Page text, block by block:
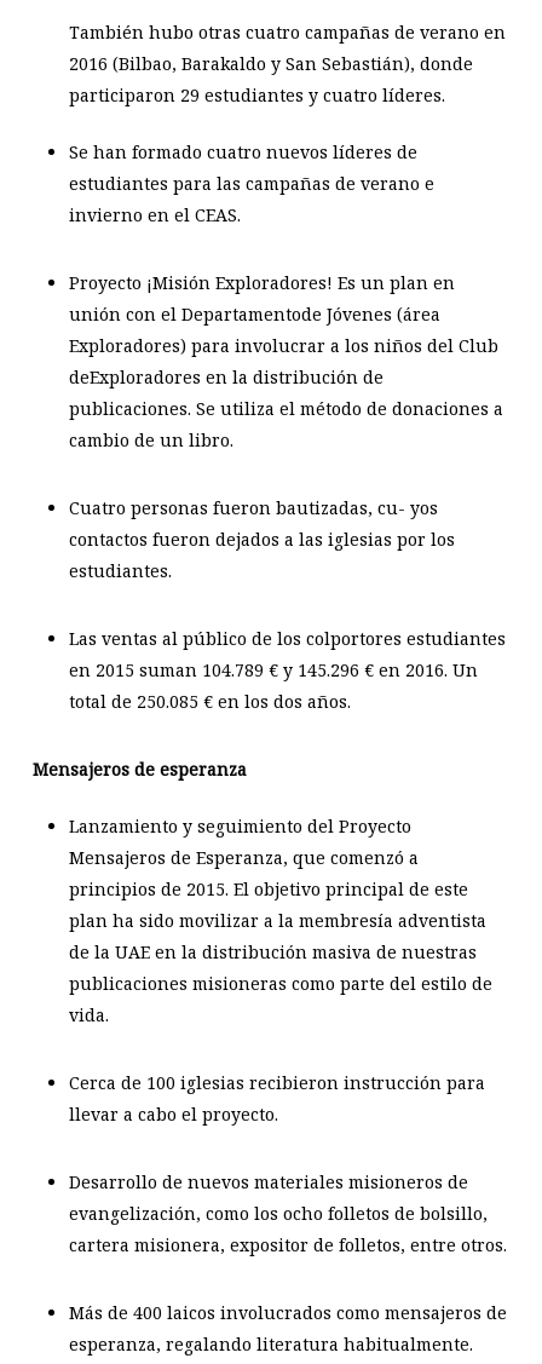
También hubo otras cuatro campañas de verano en
2016 (Bilbao, Barakaldo y San Sebastián), donde
participaron 29 estudiantes y cuatro líderes.
Se han formado cuatro nuevos líderes de
estudiantes para las campañas de verano e
invierno en el CEAS.
Proyecto ¡Misión Exploradores! Es un plan en
unión con el Departamentode Jóvenes (área
Exploradores) para involucrar a los niños del Club
deExploradores en la distribución de
publicaciones. Se utiliza el método de donaciones a
cambio de un libro.
Cuatro personas fueron bautizadas, cu- yos
contactos fueron dejados a las iglesias por los
estudiantes.
Las ventas al público de los colportores estudiantes
en 2015 suman 104.789 € y 145.296 € en 2016. Un
total de 250.085 € en los dos años.
Mensajeros de esperanza
Lanzamiento y seguimiento del Proyecto
Mensajeros de Esperanza, que comenzó a
principios de 2015. El objetivo principal de este
plan ha sido movilizar a la membresía adventista
de la UAE en la distribución masiva de nuestras
publicaciones misioneras como parte del estilo de
vida.
Cerca de 100 iglesias recibieron instrucción para
llevar a cabo el proyecto.
Desarrollo de nuevos materiales misioneros de
evangelización, como los ocho folletos de bolsillo,
cartera misionera, expositor de folletos, entre otros.
Más de 400 laicos involucrados como mensajeros de
esperanza, regalando literatura habitualmente.